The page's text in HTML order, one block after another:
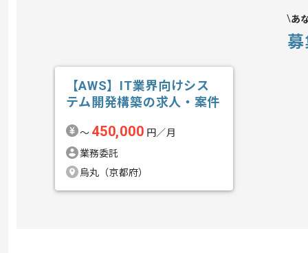
あ
【AWS】IT業界向けシス
テム開発構築の求人・案件
〜 450,000 円／月
業務委託
烏丸（京都府）